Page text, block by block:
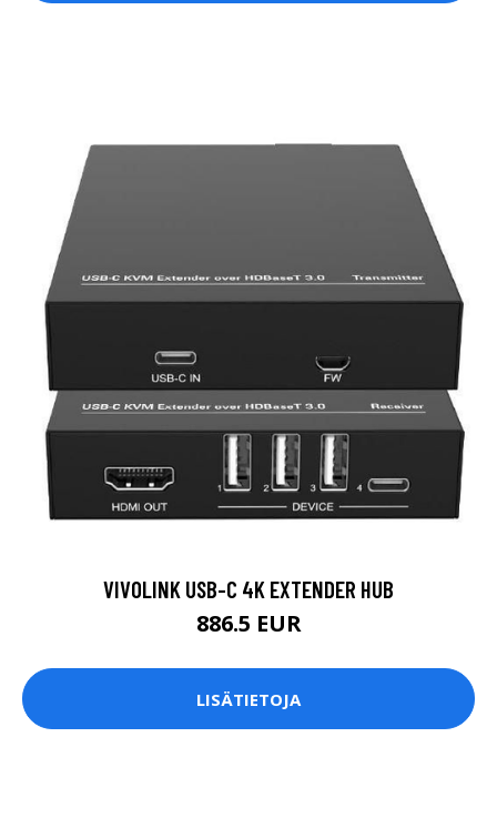
VIVOLINK USB-C 4K EXTENDER HUB
886.5 EUR
LISÄTIETOJA